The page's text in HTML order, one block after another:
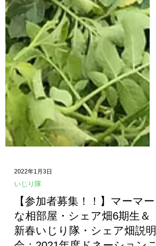
2022年1月3日
いじり隊
【参加者募集！！】マーマー
な相部屋・シェア畑6期生＆